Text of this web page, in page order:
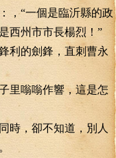
，“一個是臨沂縣的政
西州市市長楊烈！”
的劍鋒，直刺曹永
嗡嗡作響，這是怎
，卻不知道，別人